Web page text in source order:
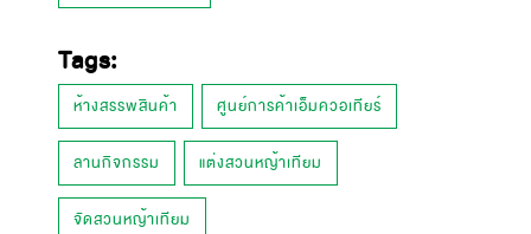
Tags:
ห้างสรรพสินค้า ศูนย์การค้าเอ็มควอเทียร์
ลานกิจกรรม แต่งสวนหญ้าเทียม
จัดสวนหญ้าเทียม